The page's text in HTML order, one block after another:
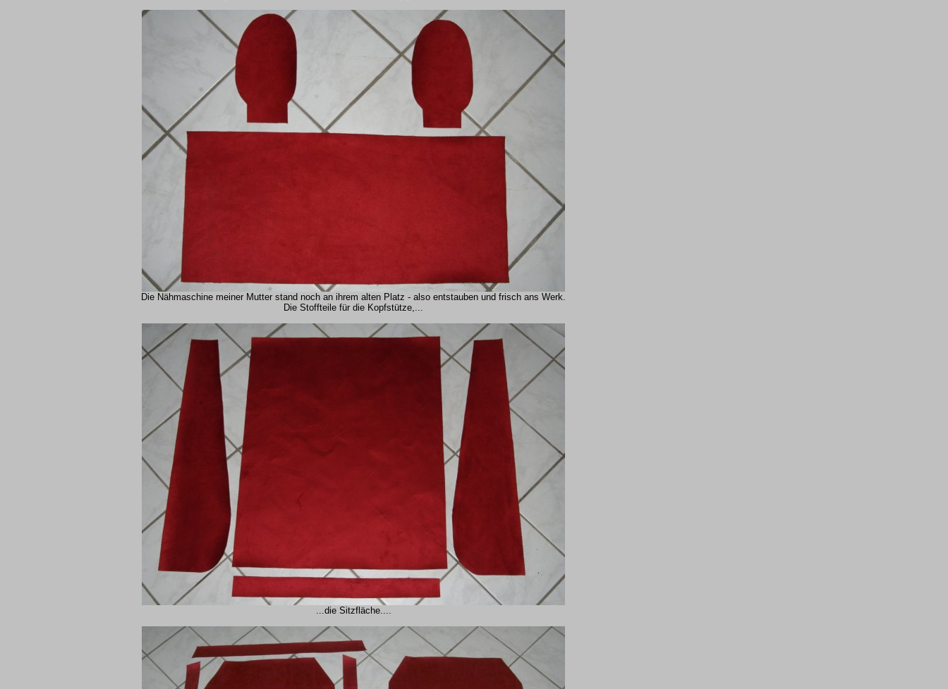
Die Nähmaschine meiner Mutter stand noch an ihrem alten Platz - also entstauben und frisch ans Werk.
Die Stoffteile für die Kopfstütze,...
...die Sitzfläche....